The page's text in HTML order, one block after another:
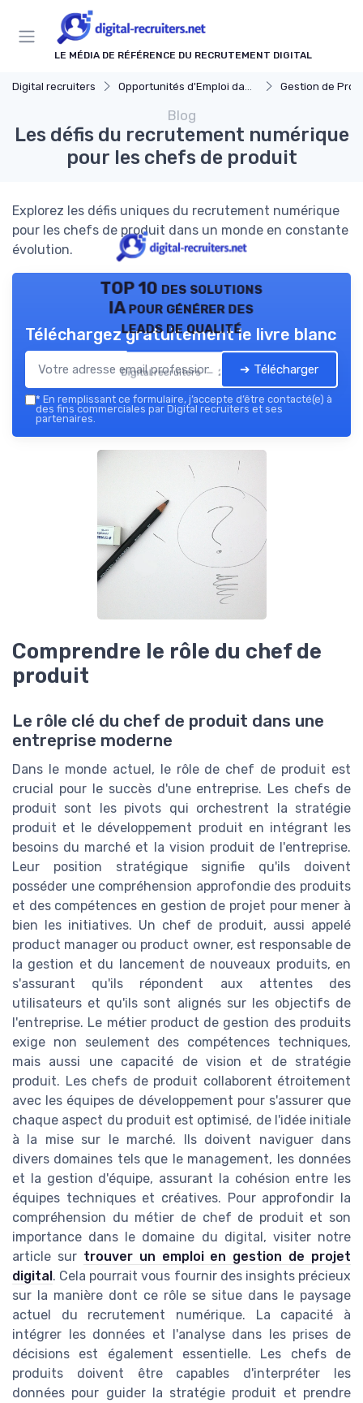
LE MÉDIA DE RÉFÉRENCE DU RECRUTEMENT DIGITAL
Digital recruiters Opportunités d'Emploi dans le Digital Gestion de Projet et
Blog
Les défis du recrutement numérique
pour les chefs de produit
Explorez les défis uniques du recrutement numérique
pour les chefs de produit dans un monde en constante
évolution.
TOP 10 des solutions
IA pour générer des
leads de qualité
Digital recruiters — 2026
Téléchargez gratuitement le livre blanc
➔ Télécharger
* En remplissant ce formulaire, j’accepte d’être contacté(e) à
des fins commerciales par Digital recruiters et ses
partenaires.
Comprendre le rôle du chef de
produit
Le rôle clé du chef de produit dans une
entreprise moderne
Dans le monde actuel, le rôle de chef de produit est
crucial pour le succès d'une entreprise. Les chefs de
produit sont les pivots qui orchestrent la stratégie
produit et le développement produit en intégrant les
besoins du marché et la vision produit de l'entreprise.
Leur position stratégique signifie qu'ils doivent
posséder une compréhension approfondie des produits
et des compétences en gestion de projet pour mener à
bien les initiatives. Un chef de produit, aussi appelé
product manager ou product owner, est responsable de
la gestion et du lancement de nouveaux produits, en
s'assurant qu'ils répondent aux attentes des
utilisateurs et qu'ils sont alignés sur les objectifs de
l'entreprise. Le métier product de gestion des produits
exige non seulement des compétences techniques,
mais aussi une capacité de vision et de stratégie
produit. Les chefs de produit collaborent étroitement
avec les équipes de développement pour s'assurer que
chaque aspect du produit est optimisé, de l'idée initiale
à la mise sur le marché. Ils doivent naviguer dans
divers domaines tels que le management, les données
et la gestion d'équipe, assurant la cohésion entre les
équipes techniques et créatives. Pour approfondir la
compréhension du métier de chef de produit et son
importance dans le domaine du digital, visiter notre
article sur trouver un emploi en gestion de projet
digital . Cela pourrait vous fournir des insights précieux
sur la manière dont ce rôle se situe dans le paysage
actuel du recrutement numérique. La capacité à
intégrer les données et l'analyse dans les prises de
décisions est également essentielle. Les chefs de
produits doivent être capables d'interpréter les
données pour guider la stratégie produit et prendre
Panneau de gestion des cookies